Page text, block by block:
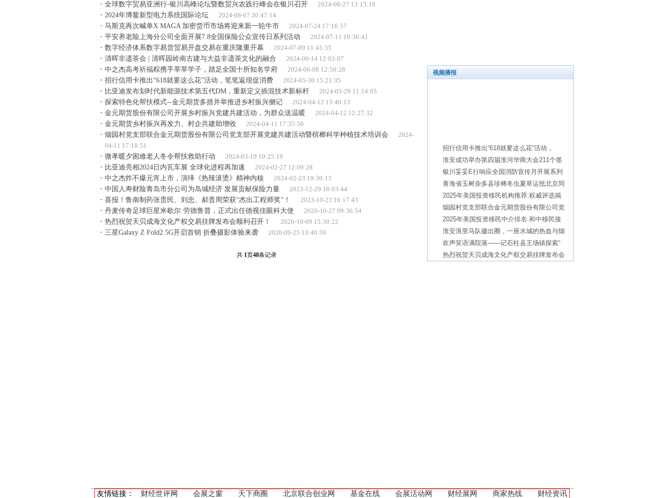
全球数字贸易亚洲行-银川高峰论坛暨数贸兴农践行峰会在银川召开
2024-08-27 13:15:19
2024年博鳌新型电力系统国际论坛
2024-08-07 20:47:14
马斯克再次喊单X MAGA 加密货币市场将迎来新一轮牛市
2024-07-24 17:16:57
平安养老险上海分公司全面开展7.8全国保险公众宣传日系列活动
2024-07-11 18:36:41
数字经济体系数字易货贸易开盘交易在重庆隆重开幕
2024-07-09 11:45:35
清晖非遗茶会 | 清晖园岭南古建与大益非遗茶文化的融合
2024-06-14 12:03:07
中之杰高考祈福粽携手莘莘学子，踏足全国十所知名学府
2024-06-08 12:50:28
招行信用卡推出“618就要这么花”活动，笔笔返现促消费
2024-05-30 15:21:35
比亚迪发布划时代新能源技术第五代DM，重新定义插混技术新标杆
2024-05-29 11:14:05
探索特色化帮扶模式--金元期货多措并举推进乡村振兴侧记
2024-04-12 13:40:13
金元期货股份有限公司开展乡村振兴党建共建活动，为群众送温暖
2024-04-12 12:27:32
金元期货乡村振兴再发力、村企共建助增收
2024-04-11 17:35:56
烟园村党支部联合金元期货股份有限公司党支部开展党建共建活动暨槟榔科学种植技术培训会
2024-
04-11 17:18:51
微孝暖夕困难老人冬令帮扶救助行动
2024-03-19 10:25:19
比亚迪亮相2024日内瓦车展 全球化进程再加速
2024-02-27 12:09:28
中之杰炸不爆元宵上市，演绎《热辣滚烫》精神内核
2024-02-23 19:30:13
中国人寿财险青岛市分公司为岛城经济 发展贡献保险力量
2023-12-29 18:03:44
喜报！鲁南制药张贵民、刘忠、郝贵周荣获“杰出工程师奖”！
2023-10-23 16:17:43
丹麦传奇足球巨星米歇尔·劳德鲁普，正式出任德视佳眼科大使
2020-10-27 09:36:54
热烈祝贺天贝成海文化产权交易挂牌发布会顺利召开！
2020-10-09 15:30:22
三星Galaxy Z Fold2 5G开启首销 折叠摄影体验来袭
2020-09-25 13:40:59
共 1页48条记录
视频播报
招行信用卡推出“618就要这么花”活动，
淮安成功举办第四届淮河华商大会211个签
银川妥妥E行响应全国消防宣传月开展系列
青海省玉树杂多县珍稀冬虫夏草运抵北京同
2025年美国投资移民机构推荐:权威评选揭
烟园村党支部联合金元期货股份有限公司党
2025年美国投资移民中介排名:和中移民接
淮安浪里马队徽出圈，一座水城的热血与烟
欢声笑语满院落——记石柱县王场镇探索“
热烈祝贺天贝成海文化产权交易挂牌发布会
友情链接： 财经世评网 会展之窗 天下商圈 北京联合创业网 基金在线 会展活动网 财经展网 商家热线 财经资讯